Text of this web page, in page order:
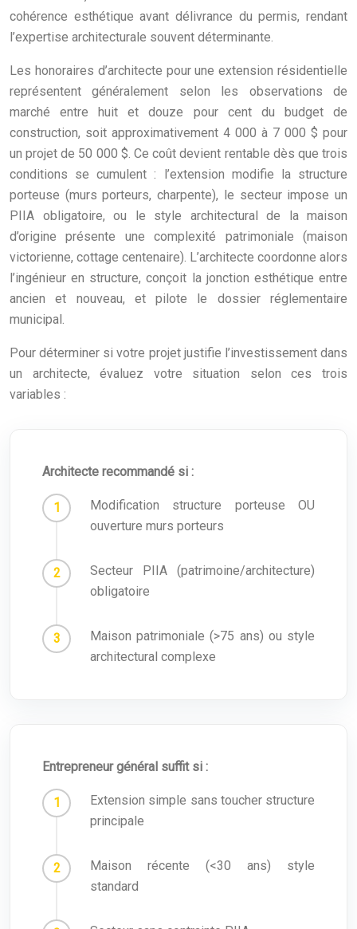
cohérence esthétique avant délivrance du permis, rendant
l’expertise architecturale souvent déterminante.
Les honoraires d’architecte pour une extension résidentielle
représentent généralement selon les observations de
marché entre huit et douze pour cent du budget de
construction, soit approximativement 4 000 à 7 000 $ pour
un projet de 50 000 $. Ce coût devient rentable dès que trois
conditions se cumulent : l’extension modifie la structure
porteuse (murs porteurs, charpente), le secteur impose un
PIIA obligatoire, ou le style architectural de la maison
d’origine présente une complexité patrimoniale (maison
victorienne, cottage centenaire). L’architecte coordonne alors
l’ingénieur en structure, conçoit la jonction esthétique entre
ancien et nouveau, et pilote le dossier réglementaire
municipal.
Pour déterminer si votre projet justifie l’investissement dans
un architecte, évaluez votre situation selon ces trois
variables :
Architecte recommandé si :
Modification structure porteuse OU
ouverture murs porteurs
Secteur PIIA (patrimoine/architecture)
obligatoire
Maison patrimoniale (>75 ans) ou style
architectural complexe
Entrepreneur général suffit si :
Extension simple sans toucher structure
principale
Maison récente (<30 ans) style
standard